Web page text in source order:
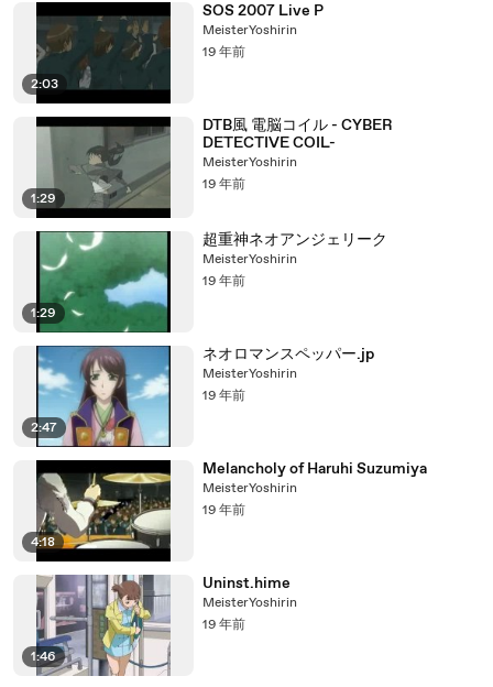
2:03
SOS 2007 Live P
MeisterYoshirin
19 年前
1:29
DTB風 電脳コイル - CYBER
DETECTIVE COIL-
MeisterYoshirin
19 年前
1:29
超重神ネオアンジェリーク
MeisterYoshirin
19 年前
2:47
ネオロマンスペッパー.jp
MeisterYoshirin
19 年前
4:18
Melancholy of Haruhi Suzumiya
MeisterYoshirin
19 年前
1:46
Uninst.hime
MeisterYoshirin
19 年前